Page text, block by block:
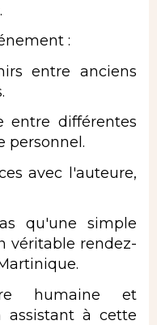
:
entre anciens
différentes
personnel.
avec l'auteure,
qu'une simple
véritable rendez-
et
assistant à cette